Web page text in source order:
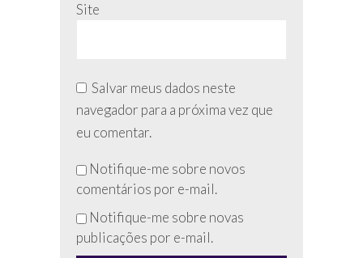
Site
Salvar meus dados neste
navegador para a próxima vez que
eu comentar.
Não
preencha
esse
campo
(anti-
Notifique-me sobre novos
comentários por e-mail.
Notifique-me sobre novas
publicações por e-mail.